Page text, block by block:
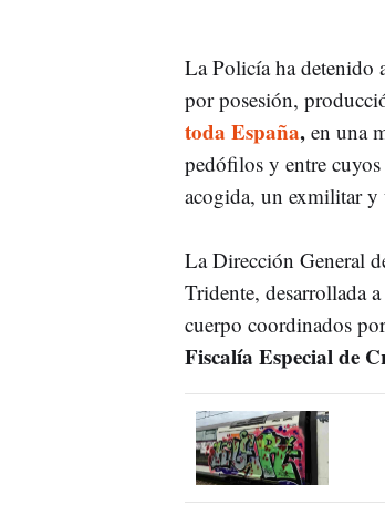
La Policía ha detenido
por posesión,
toda España,en una
pedófilos y entre
acogida, un exmilitar
La Dirección General
Tridente, desarrollada
cuerpo coordinados
Fiscalía Especial de